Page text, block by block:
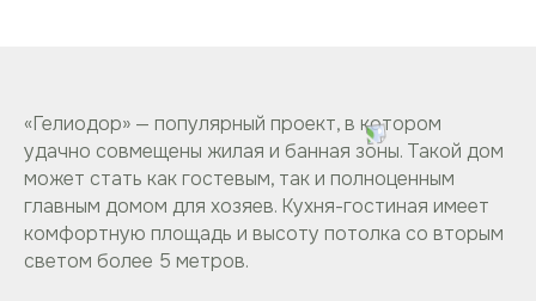
«Гелиодор» — популярный проект, в котором
удачно совмещены жилая и банная зоны. Такой дом
может стать как гостевым, так и полноценным
главным домом для хозяев. Кухня-гостиная имеет
комфортную площадь и высоту потолка со вторым
светом более 5 метров.